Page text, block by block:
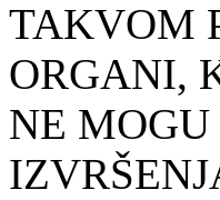
TAKVOM
ORGANI,
NE